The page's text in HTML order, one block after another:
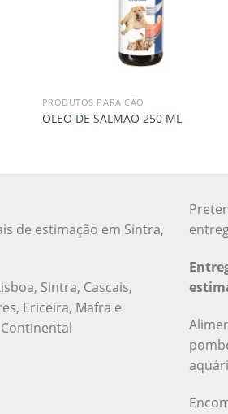
PRODUTOS PARA CÃO
OLEO DE SALMAO 250 ML
de estimação em Sintra,
Sintra, Cascais,
Ericeira, Mafra e